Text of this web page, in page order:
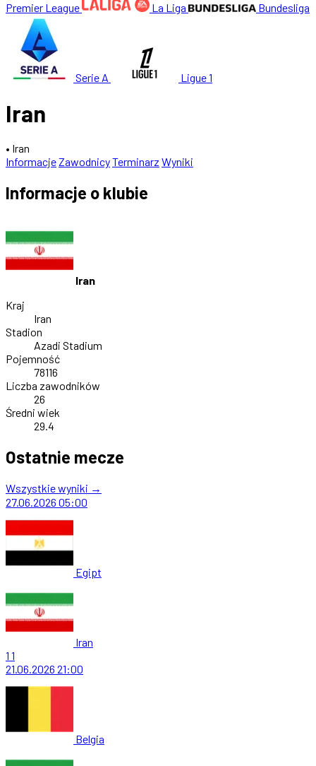
Premier League La Liga Bundesliga
Serie A Ligue 1
Iran
• Iran
InformacjeZawodnicyTerminarz Wyniki
Informacje o klubie
Iran
Kraj
Iran
Stadion
Azadi Stadium
Pojemność
78116
Liczba zawodników
26
Średni wiek
29.4
Ostatnie mecze
Wszystkie wyniki →
27.06.2026 05:00
Egipt
Iran
1 1
21.06.2026 21:00
Belgia